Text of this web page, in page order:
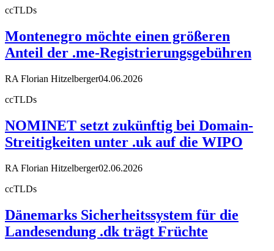
ccTLDs
Montenegro möchte einen größeren
Anteil der .me-Registrierungsgebühren
RA Florian Hitzelberger04.06.2026
ccTLDs
NOMINET setzt zukünftig bei Domain-
Streitigkeiten unter .uk auf die WIPO
RA Florian Hitzelberger02.06.2026
ccTLDs
Dänemarks Sicherheitssystem für die
Landesendung .dk trägt Früchte